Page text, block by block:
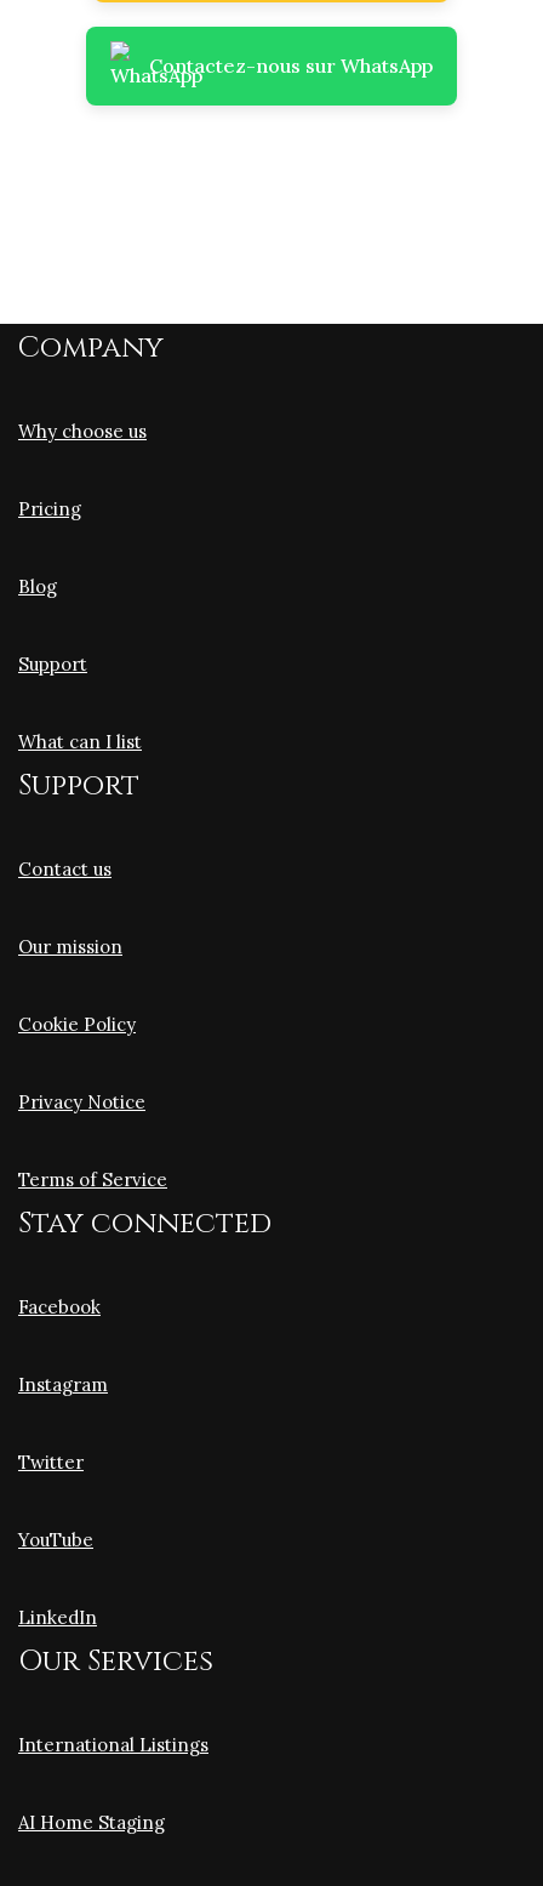
Contactez-nous sur WhatsApp
Company
Why choose us
Pricing
Blog
Support
What can I list
Support
Contact us
Our mission
Cookie Policy
Privacy Notice
Terms of Service
Stay connected
Facebook
Instagram
Twitter
YouTube
LinkedIn
Our Services
International Listings
AI Home Staging